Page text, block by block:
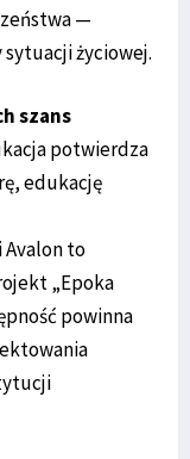
—
życiowej.
szans
potwierdza
edukację
Avalon to
„Epoka
powinna